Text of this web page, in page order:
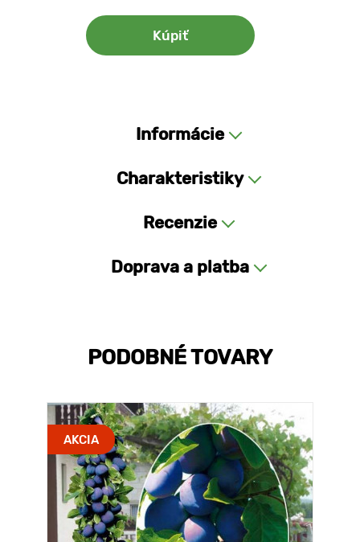
Kúpiť
Informácie
Charakteristiky
Recenzie
Doprava a platba
PODOBNÉ TOVARY
AKCIA